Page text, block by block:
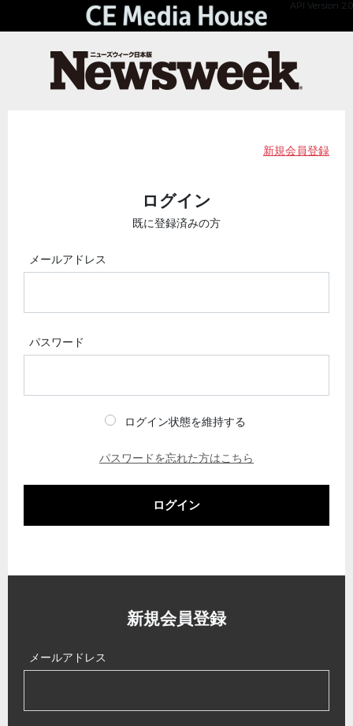
API Version 2.0
新規会員登録
ログイン
既に登録済みの方
メールアドレス
パスワード
ログイン状態を維持する
パスワードを忘れた方はこちら
ログイン
新規会員登録
メールアドレス